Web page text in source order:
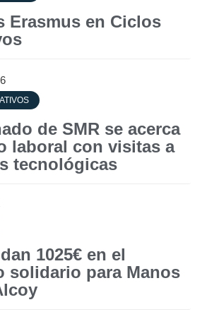
Erasmus en Ciclos
de SMR se acerca
laboral con visitas a
tecnológicas
1025€ en el
solidario para Manos